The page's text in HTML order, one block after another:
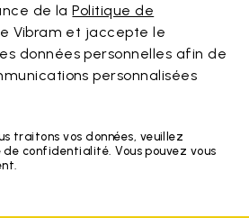
de laPolitique de
Vibram et jaccepte le
données personnelles afin de
personnalisées
traitons vos données, veuillez
confidentialité. Vous pouvez vous